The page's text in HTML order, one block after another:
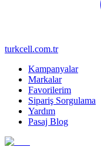
turkcell.com.tr
Kampanyalar
Markalar
Favorilerim
Sipariş Sorgulama
Yardım
Pasaj Blog